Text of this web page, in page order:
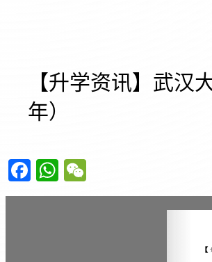
【升学资讯】武
年）
F
a
W
h e